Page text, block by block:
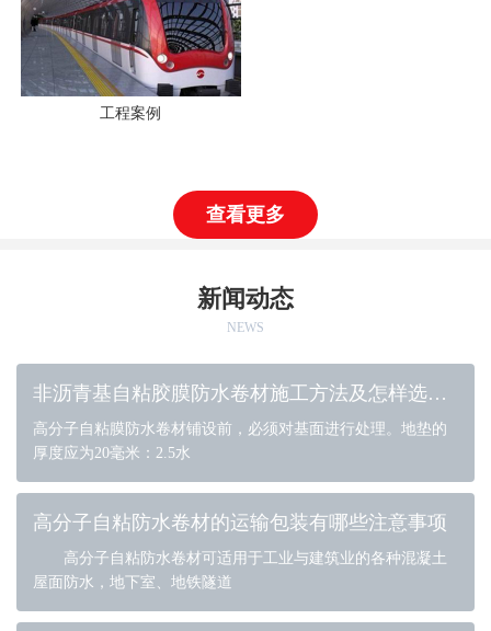
工程案例
查看更多
新闻动态
NEWS
非沥青基自粘胶膜防水卷材施工方法及怎样选择补漏的防水材料？
高分子自粘膜防水卷材铺设前，必须对基面进行处理。地垫的
厚度应为20毫米：2.5水
高分子自粘防水卷材的运输包装有哪些注意事项
高分子自粘防水卷材可适用于工业与建筑业的各种混凝土
屋面防水，地下室、地铁隧道